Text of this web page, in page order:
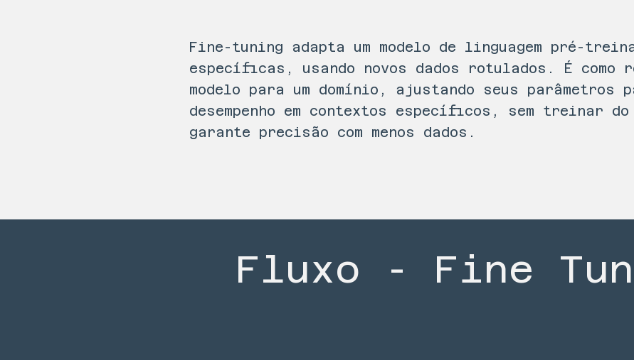
Fine-tuning adapta um modelo de linguagem pré-
específicas, usando novos dados rotulados. É como
modelo para um domínio, ajustando seus parâmetros
desempenho em contextos específicos, sem treinar
garante precisão com menos dados.
Fluxo - Fine